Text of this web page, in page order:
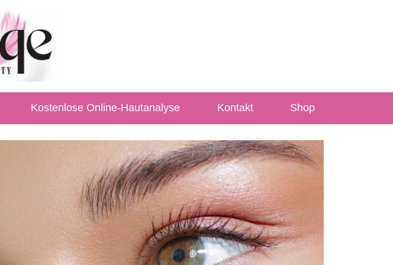
Kostenlose Online-Hautanalyse Kontakt Shop